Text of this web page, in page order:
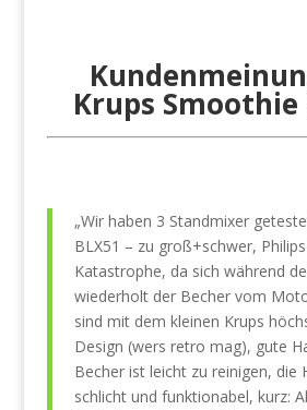
Krups
„Wir haben 3 Standmixer
BLX51 – zu groß+schwer,
Katastrophe, da sich während
wiederholt der Becher vom
sind mit dem kleinen Krups
Design (wers retro mag), gute
Becher ist leicht zu reinigen, die
schlicht und funktionabel, kurz: